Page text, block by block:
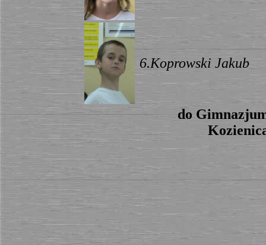
6.Koprowski Jakub
do